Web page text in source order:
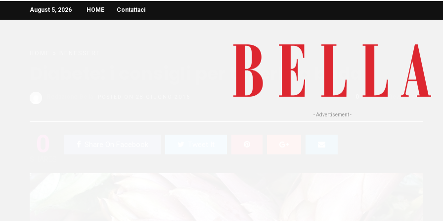
August 5, 2026 HOME Contattaci
- Advertisement -
Diabete: i consigli per tenerlo a bada
0
514 Views